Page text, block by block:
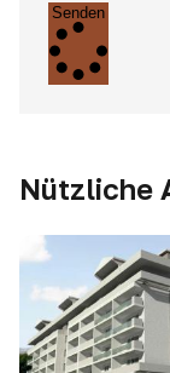
Senden
Nützliche